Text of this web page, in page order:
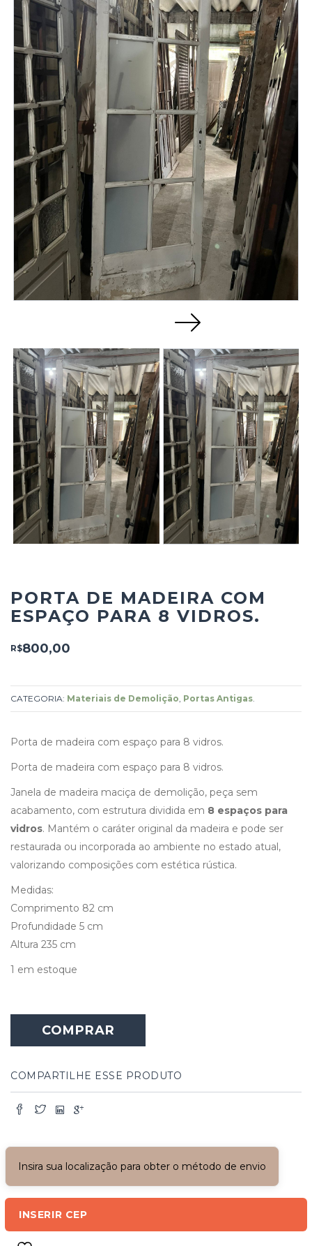
PORTA DE MADEIRA COM
ESPAÇO PARA 8 VIDROS.
R$800,00
CATEGORIA: Materiais de Demolição Portas Antigas
Porta de madeira com espaço para 8 vidros.
Porta de madeira com espaço para 8 vidros.
Janela de madeira maciça de demolição, peça sem
acabamento, com estrutura dividida em 8 espaços para
vidros. Mantém o caráter original da madeira e pode ser
restaurada ou incorporada ao ambiente no estado atual,
valorizando composições com estética rústica.
Medidas:
Comprimento 82 cm
Profundidade 5 cm
Altura 235 cm
1 em estoque
COMPRAR
COMPARTILHE ESSE PRODUTO
Insira sua localização para obter o método de envio
INSERIR CEP